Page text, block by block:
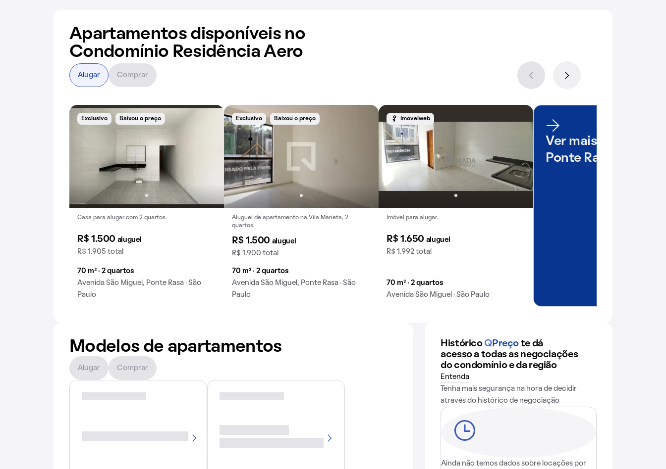
Apartamentos disponíveis no
Condomínio Residência Aero
Exclusivo Baixou o preço
Casa para alugar com 2 quartos.
R$ 1.500 aluguel
R$ 1.905 total
70 m² · 2 quartos
Avenida São Miguel, Ponte Rasa · São
Paulo
Exclusivo Baixou o preço
Aluguel de apartamento na Vila Marieta, 2
quartos.
R$ 1.500 aluguel
R$ 1.900 total
70 m² · 2 quartos
Avenida São Miguel, Ponte Rasa · São
Paulo
Imovelweb
Imóvel para alugar.
R$ 1.650 aluguel
R$ 1.992 total
70 m² · 2 quartos
Avenida São Miguel · São Paulo
Ver mais imóveis
Ponte Rasa
Alugar Comprar
Modelos de apartamentos
Alugar Comprar
Histórico QPreço te dá
acesso a todas as negociações
do condomínio e da região
Entenda
Tenha mais segurança na hora de decidir
através do histórico de negociação
Ainda não temos dados sobre locações por